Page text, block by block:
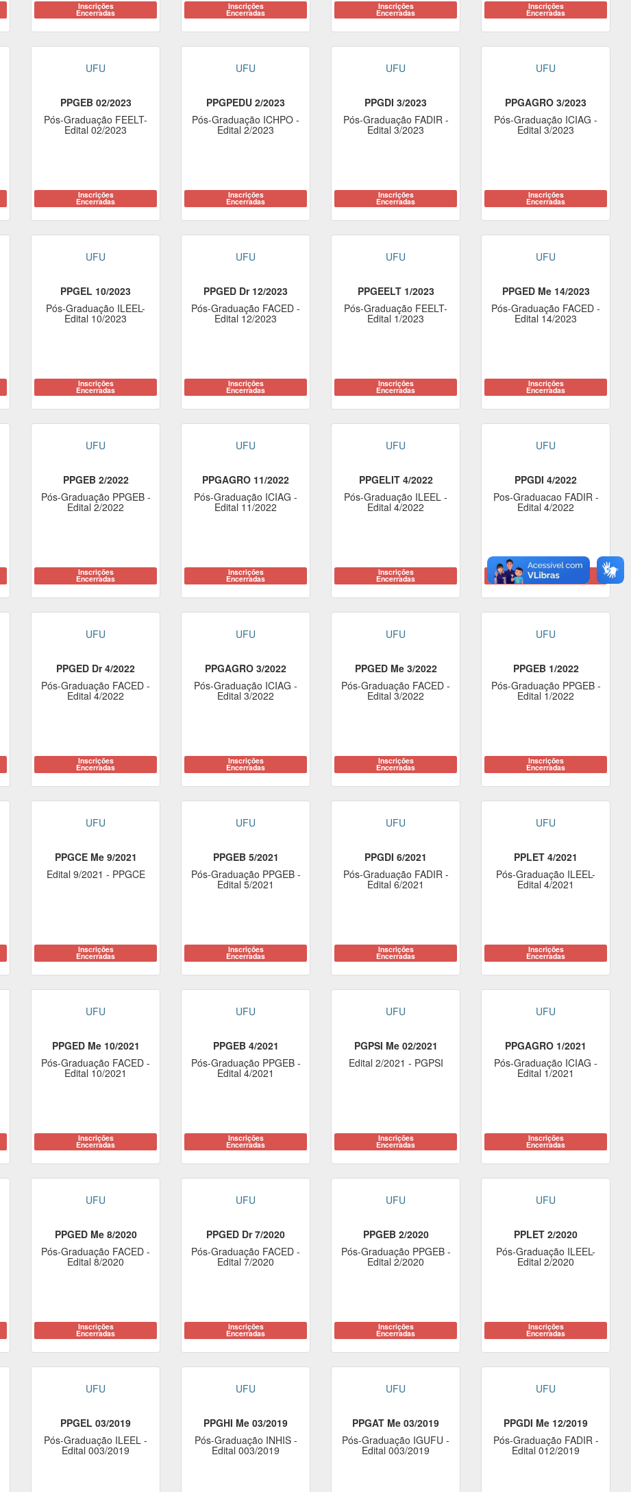
Inscrições
Encerradas
Inscrições
Encerradas
Inscrições
Encerradas
Inscrições
Encerradas
UFU
PPGEB 02/2023
Pós-Graduação FEELT-
Edital 02/2023
Inscrições
Encerradas
UFU
PPGPEDU 2/2023
Pós-Graduação ICHPO -
Edital 2/2023
Inscrições
Encerradas
UFU
PPGDI 3/2023
Pós-Graduação FADIR -
Edital 3/2023
Inscrições
Encerradas
UFU
PPGAGRO 3/2023
Pós-Graduação ICIAG -
Edital 3/2023
Inscrições
Encerradas
UFU
PPGEL 10/2023
Pós-Graduação ILEEL-
Edital 10/2023
Inscrições
Encerradas
UFU
PPGED Dr 12/2023
Pós-Graduação FACED -
Edital 12/2023
Inscrições
Encerradas
UFU
PPGEELT 1/2023
Pós-Graduação FEELT-
Edital 1/2023
Inscrições
Encerradas
UFU
PPGED Me 14/2023
Pós-Graduação FACED -
Edital 14/2023
Inscrições
Encerradas
UFU
PPGEB 2/2022
Pós-Graduação PPGEB -
Edital 2/2022
Inscrições
Encerradas
UFU
PPGAGRO 11/2022
Pós-Graduação ICIAG -
Edital 11/2022
Inscrições
Encerradas
UFU
PPGELIT 4/2022
Pós-Graduação ILEEL -
Edital 4/2022
Inscrições
Encerradas
UFU
PPGDI 4/2022
Pos-Graduacao FADIR -
Edital 4/2022
Inscrições
Encerradas
UFU
PPGED Dr 4/2022
Pós-Graduação FACED -
Edital 4/2022
Inscrições
Encerradas
UFU
PPGAGRO 3/2022
Pós-Graduação ICIAG -
Edital 3/2022
Inscrições
Encerradas
UFU
PPGED Me 3/2022
Pós-Graduação FACED -
Edital 3/2022
Inscrições
Encerradas
UFU
PPGEB 1/2022
Pós-Graduação PPGEB -
Edital 1/2022
Inscrições
Encerradas
UFU
PPGCE Me 9/2021
Edital 9/2021 - PPGCE
Inscrições
Encerradas
UFU
PPGEB 5/2021
Pós-Graduação PPGEB -
Edital 5/2021
Inscrições
Encerradas
UFU
PPGDI 6/2021
Pós-Graduação FADIR -
Edital 6/2021
Inscrições
Encerradas
UFU
PPLET 4/2021
Pós-Graduação ILEEL-
Edital 4/2021
Inscrições
Encerradas
UFU
PPGED Me 10/2021
Pós-Graduação FACED -
Edital 10/2021
Inscrições
Encerradas
UFU
PPGEB 4/2021
Pós-Graduação PPGEB -
Edital 4/2021
Inscrições
Encerradas
UFU
PGPSI Me 02/2021
Edital 2/2021 - PGPSI
Inscrições
Encerradas
UFU
PPGAGRO 1/2021
Pós-Graduação ICIAG -
Edital 1/2021
Inscrições
Encerradas
UFU
PPGED Me 8/2020
Pós-Graduação FACED -
Edital 8/2020
Inscrições
Encerradas
UFU
PPGED Dr 7/2020
Pós-Graduação FACED -
Edital 7/2020
Inscrições
Encerradas
UFU
PPGEB 2/2020
Pós-Graduação PPGEB -
Edital 2/2020
Inscrições
Encerradas
UFU
PPLET 2/2020
Pós-Graduação ILEEL-
Edital 2/2020
Inscrições
Encerradas
UFU
PPGEL 03/2019
Pós-Graduação ILEEL -
Edital 003/2019
UFU
PPGHI Me 03/2019
Pós-Graduação INHIS -
Edital 003/2019
UFU
PPGAT Me 03/2019
Pós-Graduação IGUFU -
Edital 003/2019
UFU
PPGDI Me 12/2019
Pós-Graduação FADIR -
Edital 012/2019